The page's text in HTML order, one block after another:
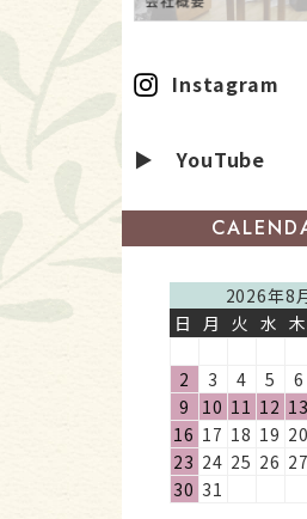
Instagram
▶ YouTube
2026年8
日
月 火 水 木
2
3 4 5 6
9
10 11 12 13
16 17 18 19 20
23 24 25 26 27
30 31